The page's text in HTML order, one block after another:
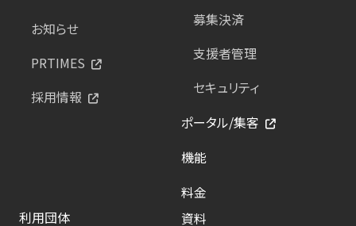
お知らせ
PRTIMES
採用情報
募集決済
支援者管理
セキュリティ
ポータル/集客
機能
料金
利用団体
資料